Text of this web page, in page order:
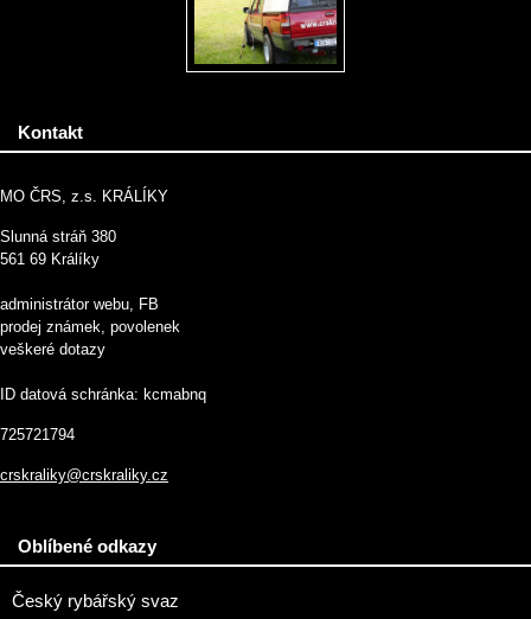
Kontakt
MO ČRS, z.s. KRÁLÍKY
Slunná stráň 380
561 69 Králíky
administrátor webu, FB
prodej známek, povolenek
veškeré dotazy
ID datová schránka: kcmabnq
725721794
crskraliky@crskraliky.cz
Oblíbené odkazy
Český rybářský svaz